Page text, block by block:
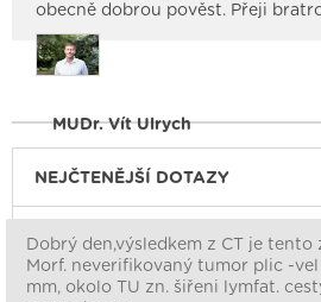
obecně dobrou pověst. Přeji
MUDr. Vít Ulrych
NEJČTENĚJŠÍ DOTAZY
Dobrý den,výsledkem z CT je tento
Morf. neverifikovaný tumor plic -
mm, okolo TU zn. šiřeni lymfat.